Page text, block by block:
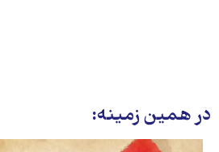
در همین زمینه: